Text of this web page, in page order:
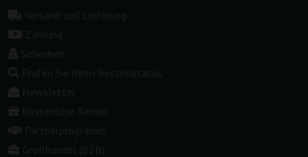
Versand und Lieferung
Zahlung
Sicherheit
Prüfen Sie Ihren Bestellstatus
Newsletter
Kostenlose Samen
Partnerprogramm
Großhandel (B2B)